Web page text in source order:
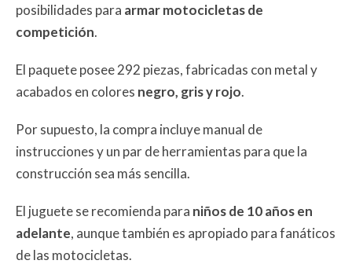
posibilidades para armar motocicletas de
competición.
El paquete posee 292 piezas, fabricadas con metal y
acabados en colores negro, gris y rojo.
Por supuesto, la compra incluye manual de
instrucciones y un par de herramientas para que la
construcción sea más sencilla.
El juguete se recomienda para niños de 10 años en
adelante, aunque también es apropiado para fanáticos
de las motocicletas.